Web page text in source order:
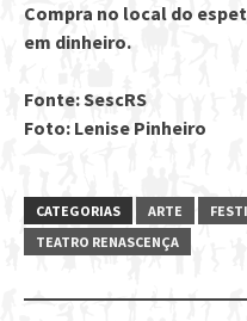
Compra no local do
em dinheiro.
Fonte: SescRS
Foto: Lenise Pinheiro
CATEGORIAS ARTE
TEATRO RENASCENÇA